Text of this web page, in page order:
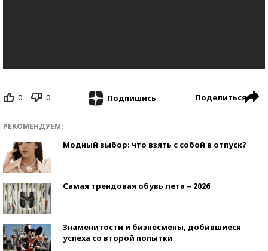
0 0 Подпишись Поделиться
РЕКОМЕНДУЕМ:
Модный выбор: что взять с собой в отпуск?
Самая трендовая обувь лета – 2026
Знаменитости и бизнесмены, добившиеся
успеха со второй попытки